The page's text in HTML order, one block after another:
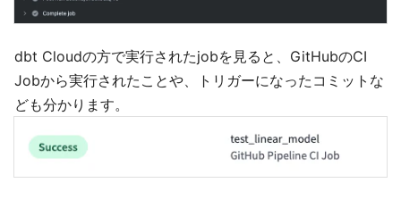
dbt Cloudの方で実行されたjobを見ると、GitHubのCI
Jobから実行されたことや、トリガーになったコミットな
ども分かります。